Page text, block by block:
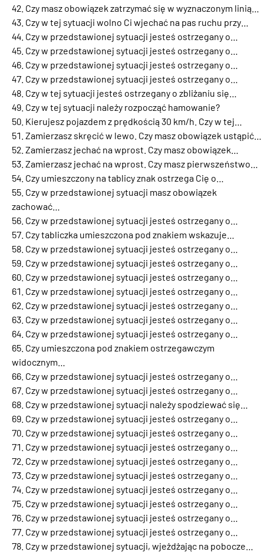
Czy masz obowiązek zatrzymać się w wyznaczonym linią…
Czy w tej sytuacji wolno Ci wjechać na pas ruchu przy…
Czy w przedstawionej sytuacji jesteś ostrzegany o…
Czy w przedstawionej sytuacji jesteś ostrzegany o…
Czy w przedstawionej sytuacji jesteś ostrzegany o…
Czy w przedstawionej sytuacji jesteś ostrzegany o…
Czy w tej sytuacji jesteś ostrzegany o zbliżaniu się…
Czy w tej sytuacji należy rozpocząć hamowanie?
Kierujesz pojazdem z prędkością 30 km/h. Czy w tej…
Zamierzasz skręcić w lewo. Czy masz obowiązek ustąpić…
Zamierzasz jechać na wprost. Czy masz obowiązek…
Zamierzasz jechać na wprost. Czy masz pierwszeństwo…
Czy umieszczony na tablicy znak ostrzega Cię o…
Czy w przedstawionej sytuacji masz obowiązek
zachować…
Czy w przedstawionej sytuacji jesteś ostrzegany o…
Czy tabliczka umieszczona pod znakiem wskazuje…
Czy w przedstawionej sytuacji jesteś ostrzegany o…
Czy w przedstawionej sytuacji jesteś ostrzegany o…
Czy w przedstawionej sytuacji jesteś ostrzegany o…
Czy w przedstawionej sytuacji jesteś ostrzegany o…
Czy w przedstawionej sytuacji jesteś ostrzegany o…
Czy w przedstawionej sytuacji jesteś ostrzegany o…
Czy w przedstawionej sytuacji jesteś ostrzegany o…
Czy umieszczona pod znakiem ostrzegawczym
widocznym…
Czy w przedstawionej sytuacji jesteś ostrzegany o…
Czy w przedstawionej sytuacji jesteś ostrzegany o…
Czy w przedstawionej sytuacji należy spodziewać się…
Czy w przedstawionej sytuacji jesteś ostrzegany o…
Czy w przedstawionej sytuacji jesteś ostrzegany o…
Czy w przedstawionej sytuacji jesteś ostrzegany o…
Czy w przedstawionej sytuacji jesteś ostrzegany o…
Czy w przedstawionej sytuacji jesteś ostrzegany o…
Czy w przedstawionej sytuacji jesteś ostrzegany o…
Czy w przedstawionej sytuacji jesteś ostrzegany o…
Czy w przedstawionej sytuacji jesteś ostrzegany o…
Czy w przedstawionej sytuacji jesteś ostrzegany o…
Czy w przedstawionej sytuacji, wjeżdżając na pobocze…